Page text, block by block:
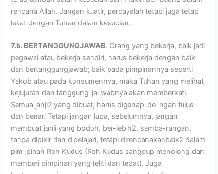
rencana Allah. Jangan kuatir, percayalah tetapi juga tetap
lekat dengan Tuhan dalam kesucian.
7.b. BERTANGGUNGJAWAB. Orang yang bekerja, baik jadi
pegawai atau bekerja sendiri, harus bekerja dengan baik
dan bertanggungjawab; baik pada pimpinannya seperti
Yakob atau pada konsumennya, maka Tuhan yang melihat
kejujuran dan tanggung-ja-wabnya akan memberkati.
Semua janji2 yang dibuat, harus digenapi de-ngan tulus
dan benar. Tetapi jangan lupa, sebelumnya, jangan
membuat janji yang bodoh, ber-lebih2, semba-rangan,
tanpa dipikir dan dipelajari, tetapi direncanakanbaik2 dalam
pim-pinan Roh Kudus (Roh Kudus sanggup menolong dan
memberi pimpinan yang teliti dan tepat). Juga